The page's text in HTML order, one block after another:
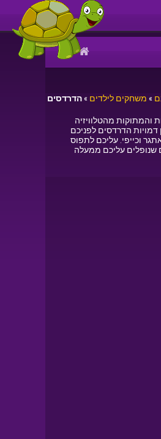
» משחקים לילדים »הדרדסים
והמתוקות מהטלוויזיה
דמויות הדרדסים לפניכם
וכייפי. עליכם לתפוס
עליכם ממעלה